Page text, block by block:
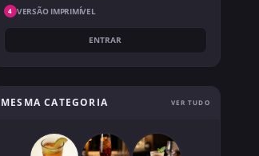
4 VERSÃO IMPRIMÍVEL
ENTRAR
MESMA CATEGORIA VER TUDO